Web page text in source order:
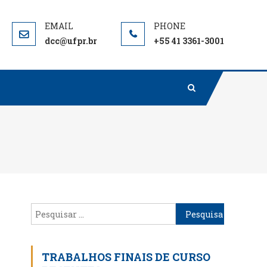
dcc@ufpr.br +55 41 3361-3001
Pesquisar
por:
TRABALHOS FINAIS DE CURSO